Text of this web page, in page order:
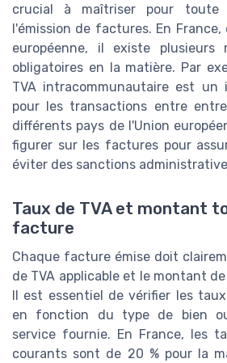
crucial à maîtriser pour toute
l'émission de factures. En
européenne, il existe plusieurs
obligatoires en la matière. Par
TVA intracommunautaire est un
pour les transactions entre
différents pays de l'Union
figurer sur les factures pour
éviter des sanctions
Taux de TVA et montant
facture
Chaque facture émise doit
de TVA applicable et le montant
Il est essentiel de vérifier les
en fonction du type de bien
service fournie. En France, les
courants sont de 20 % pour la